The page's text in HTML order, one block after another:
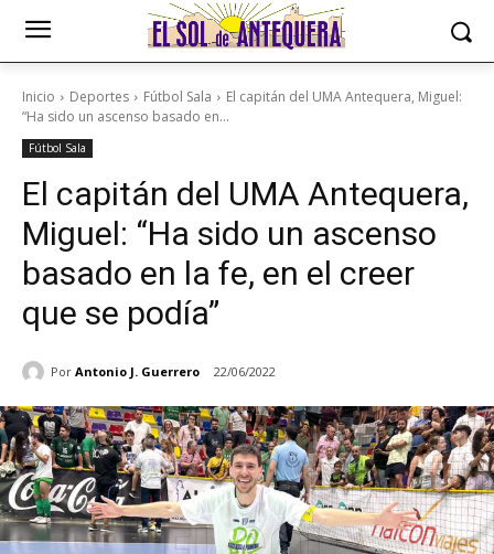
Inicio Deportes Fútbol Sala
El capitán del UMA Antequera, Miguel:
“Ha sido un ascenso basado en...
Fútbol Sala
El capitán del UMA Antequera,
Miguel: “Ha sido un ascenso
basado en la fe, en el creer
que se podía”
Por Antonio J. Guerrero 22/06/2022